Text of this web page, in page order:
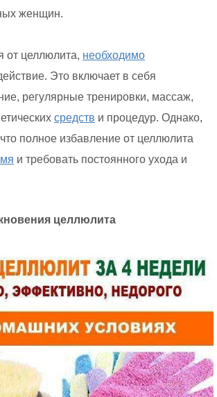
женщин.
от целлюлита, необходимо
Это включает в себя
регулярные тренировки, массаж,
средств и процедур. Однако,
полное избавление от целлюлита
и требовать постоянного ухода и
целлюлита